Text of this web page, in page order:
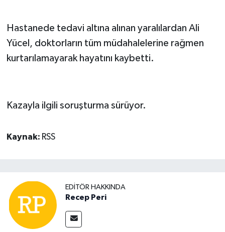
Hastanede tedavi altına alınan yaralılardan Ali
Yücel, doktorların tüm müdahalelerine rağmen
kurtarılamayarak hayatını kaybetti.
Kazayla ilgili soruşturma sürüyor.
Kaynak: RSS
EDITÖR HAKKINDA
Recep Peri